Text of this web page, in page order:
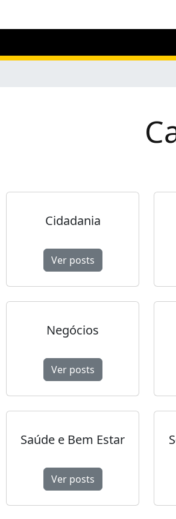
Cidadania
Ver posts
Negócios
Ver posts
Saúde e Bem Estar
Ver posts